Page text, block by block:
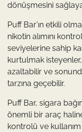
dönüşmesini
Puff Bar'ın etkili
nikotin alımını
seviyelerine sahip
kurtulmak
azaltabilir ve
tarzına geçebilir.
Puff Bar, sigara
önemli bir araç
kontrolü ve